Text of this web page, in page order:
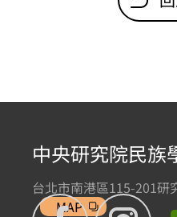
中央研究院民族
台北市南港區115-201研
MAP